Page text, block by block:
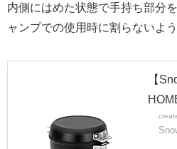
内側にはめた状態で手持ち部分
ャンプでの使用時に割らないよ
【